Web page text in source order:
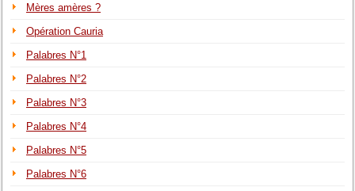
Mères amères ?
Opération Cauria
Palabres N°1
Palabres N°2
Palabres N°3
Palabres N°4
Palabres N°5
Palabres N°6